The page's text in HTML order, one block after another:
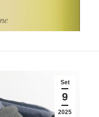
Set
9
2025